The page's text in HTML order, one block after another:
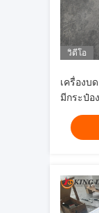
วิดีโอ
เครื่องบ
มีกระป๋อ
ผงควา